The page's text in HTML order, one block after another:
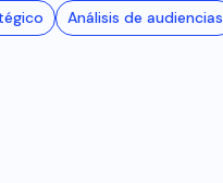
Análisis de audiencias